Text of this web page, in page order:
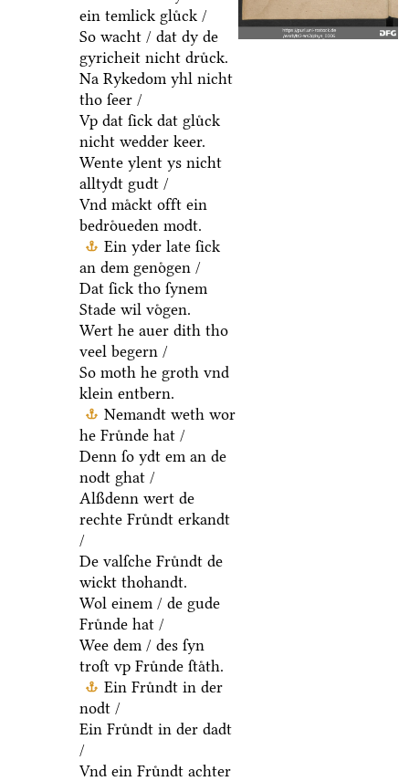
ein temlick gluͤck /
So wacht / dat dy de
gyricheit nicht druͤck.
Na Rykedom yhl nicht
tho ſeer /
Vp dat ſick dat gluͤck
nicht wedder keer.
Wente ylent ys nicht
alltydt gudt /
Vnd maͤckt offt ein
bedroͤueden modt.
Ein yder late ſick
an dem genoͤgen /
Dat ſick tho ſynem
Stade wil voͤgen.
Wert he auer dith tho
veel begern /
So moth he groth vnd
klein entbern.
Nemandt weth wor
he Fruͤnde hat /
Denn ſo ydt em an de
nodt ghat /
Alßdenn wert de
rechte Fruͤndt erkandt
/
De valſche Fruͤndt de
wickt thohandt.
Wol einem / de gude
Fruͤnde hat /
Wee dem / des ſyn
troſt vp Fruͤnde ſtaͤth.
Ein Fruͤndt in der
nodt /
Ein Fruͤndt in der dadt
/
Vnd ein Fruͤndt achter